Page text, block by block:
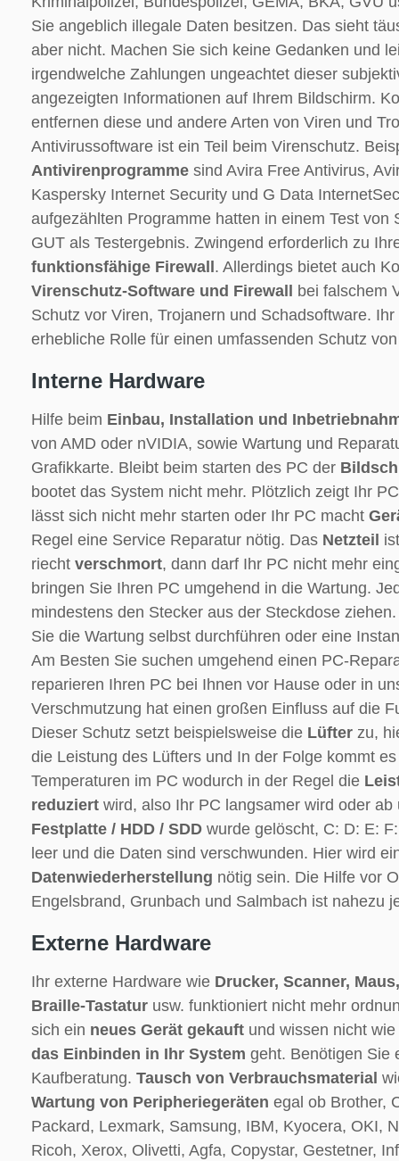
Sie angeblich illegale Daten besitzen. Das sieht
aber nicht. Machen Sie sich keine Gedanken und
irgendwelche Zahlungen ungeachtet dieser
angezeigten Informationen auf Ihrem Bildschirm.
entfernen diese und andere Arten von Viren und
Antivirussoftware ist ein Teil beim Virenschutz.
Antivirenprogramme sind Avira Free Antivirus,
Kaspersky Internet Security und G Data
aufgezählten Programme hatten in einem Test von
GUT als Testergebnis. Zwingend erforderlich zu
funktionsfähige Firewall. Allerdings bietet auch
Virenschutz-Software und Firewall bei falschem
Schutz vor Viren, Trojanern und Schadsoftware.
erhebliche Rolle für einen umfassenden Schutz
Interne Hardware
Hilfe beim Einbau, Installation und
von AMD oder nVIDIA, sowie Wartung und
Grafikkarte. Bleibt beim starten des PC der
bootet das System nicht mehr. Plötzlich zeigt Ihr
lässt sich nicht mehr starten oder Ihr PC macht
Regel eine Service Reparatur nötig. Das Netzteil
riecht verschmort, dann darf Ihr PC nicht mehr
bringen Sie Ihren PC umgehend in die Wartung.
mindestens den Stecker aus der Steckdose
Sie die Wartung selbst durchführen oder eine
Am Besten Sie suchen umgehend einen PC-
reparieren Ihren PC bei Ihnen vor Hause oder in
Verschmutzung hat einen großen Einfluss auf die
Dieser Schutz setzt beispielsweise die Lüfter zu,
die Leistung des Lüfters und In der Folge kommt
Temperaturen im PC wodurch in der Regel die
reduziert wird, also Ihr PC langsamer wird oder
Festplatte / HDD / SDD wurde gelöscht, C: D: E:
leer und die Daten sind verschwunden. Hier wird
Datenwiederherstellung nötig sein. Die Hilfe vor
Engelsbrand, Grunbach und Salmbach ist nahezu
Externe Hardware
Ihr externe Hardware wie Drucker, Scanner,
Braille-Tastatur usw. funktioniert nicht mehr
sich ein neues Gerät gekauft und wissen nicht
das Einbinden in Ihr System geht. Benötigen Sie
Kaufberatung. Tausch von Verbrauchsmaterial
Wartung von Peripheriegeräten egal ob Brother,
Packard, Lexmark, Samsung, IBM, Kyocera, OKI,
Ricoh, Xerox, Olivetti, Agfa, Copystar, Gestetner,